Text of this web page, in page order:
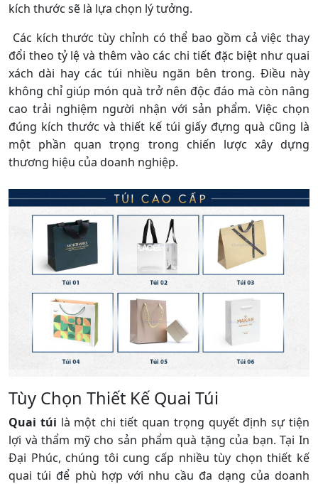
kích thước sẽ là lựa chọn lý tưởng.
Các kích thước tùy chỉnh có thể bao gồm cả việc thay
đổi theo tỷ lệ và thêm vào các chi tiết đặc biệt như quai
xách dài hay các túi nhiều ngăn bên trong. Điều này
không chỉ giúp món quà trở nên độc đáo mà còn nâng
cao trải nghiệm người nhận với sản phẩm. Việc chọn
đúng kích thước và thiết kế túi giấy đựng quà cũng là
một phần quan trọng trong chiến lược xây dựng
thương hiệu của doanh nghiệp.
Tùy Chọn Thiết Kế Quai Túi
Quai túi là một chi tiết quan trọng quyết định sự tiện
lợi và thẩm mỹ cho sản phẩm quà tặng của bạn. Tại In
Đại Phúc, chúng tôi cung cấp nhiều tùy chọn thiết kế
quai túi để phù hợp với nhu cầu đa dạng của doanh